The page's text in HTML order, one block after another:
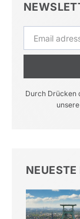
Durch Drücken